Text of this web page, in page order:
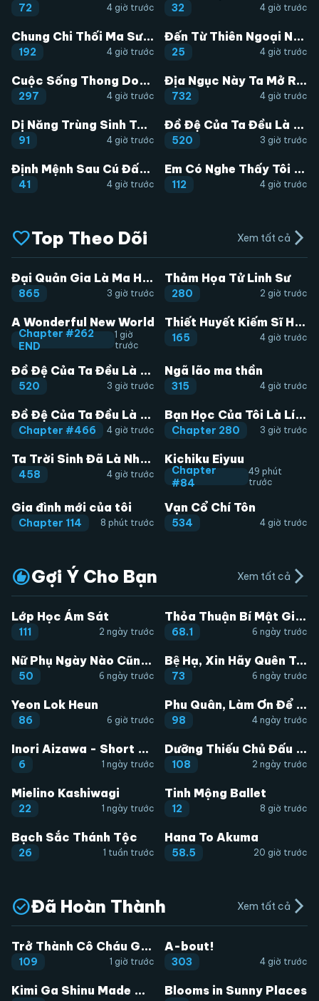
72 4 giờ trước 32 4 giờ trước
Chung Chi Thối Ma Sư -Ender Geister
192 4 giờ trước
Đến Từ Thiên Ngoại Nhưng Không Phải Là Tiên
25 4 giờ trước
Cuộc Sống Thong Dong Ở Dị Thế Giới
297 4 giờ trước
Địa Ngục Này Ta Mở Ra Đấy
732 4 giờ trước
Dị Năng Trùng Sinh Ta Sớm Ở Đỉnh Cao
91 4 giờ trước
Đồ Đệ Của Ta Đều Là Đại Phản Phái
520 3 giờ trước
Định Mệnh Sau Cú Đấm Nhầm
41 4 giờ trước
Em Có Nghe Thấy Tôi Nói Không
112 4 giờ trước
Top Theo Dõi Xem tất cả arrow_forward_ios
Đại Quản Gia Là Ma Hoàng
865 3 giờ trước
Thảm Họa Tử Linh Sư
280 2 giờ trước
A Wonderful New World
Chapter #262
END
1 giờ
trước
Thiết Huyết Kiếm Sĩ Hồi Quy
165 4 giờ trước
Đồ Đệ Của Ta Đều Là Đại Phản Phái
520 3 giờ trước
Ngã lão ma thần
315 4 giờ trước
Đồ Đệ Của Ta Đều Là Đại Phản Phái
Chapter #466 4 giờ trước
Bạn Học Của Tôi Là Lính Đánh Thuê
Chapter 280 3 giờ trước
Ta Trời Sinh Đã Là Nhân Vật Phản Diện
458 4 giờ trước
Kichiku Eiyuu
Chapter
#84
49 phút
trước
Gia đình mới của tôi
Chapter 114 8 phút trước
Vạn Cổ Chí Tôn
534 4 giờ trước
Gợi Ý Cho Bạn Xem tất cả arrow_forward_ios
Lớp Học Ám Sát
111 2 ngày trước
Thỏa Thuận Bí Mật Giữa Chúng Ta
68.1 6 ngày trước
Nữ Phụ Ngày Nào Cũng Muốn Ly Hôn Với Ta
50 6 ngày trước
Bệ Hạ, Xin Hãy Quên Tôi Đi
73 6 ngày trước
Yeon Lok Heun
86 6 giờ trước
Phu Quân, Làm Ơn Để Ta Yên!
98 4 ngày trước
Inori Aizawa - Short Comic Collection
6 1 ngày trước
Dưỡng Thiếu Chủ Đấu Tra Nam
108 2 ngày trước
Mielino Kashiwagi
22 1 ngày trước
Tinh Mộng Ballet
12 8 giờ trước
Bạch Sắc Thánh Tộc
26 1 tuần trước
Hana To Akuma
58.5 20 giờ trước
Đã Hoàn Thành Xem tất cả arrow_forward_ios
HOÀN THÀNH Trở Thành Cô Cháu Gái Bị Khinh Miệt Của Gia Tộc Võ Lâm
109 1 giờ trước
HOÀN THÀNH
A-bout!
303 4 giờ trước
HOÀN THÀNH Kimi Ga Shinu Made Ato 100 Nichi HOÀN THÀNH
Blooms in Sunny Places